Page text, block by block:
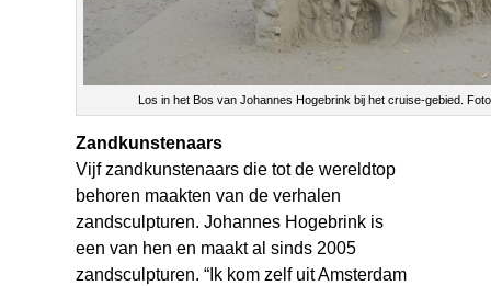
Los in het Bos van Johannes Hogebrink bij het cruise-gebied.
Zandkunstenaars
Vijf zandkunstenaars die tot de wereldtop
behoren maakten van de verhalen
zandsculpturen. Johannes Hogebrink is
een van hen en maakt al sinds 2005
zandsculpturen. “Ik kom zelf uit Amsterdam